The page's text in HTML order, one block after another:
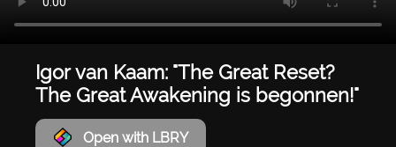
Igor van Kaam: "The Great Reset?
The Great Awakening is begonnen!"
Open with LBRY